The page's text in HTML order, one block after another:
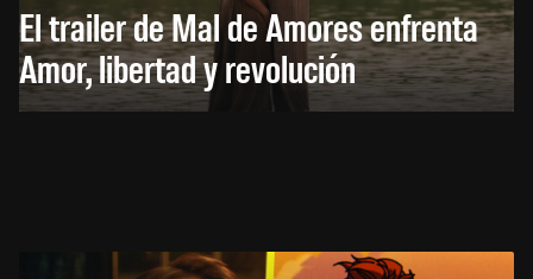
El trailer de Mal de Amores enfrenta
Amor, libertad y revolución